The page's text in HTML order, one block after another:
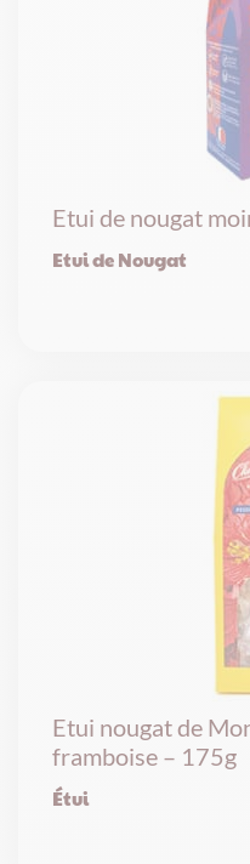
Etui de nougat
Etui de Nougat
Etui nougat de
framboise – 175g
Étui